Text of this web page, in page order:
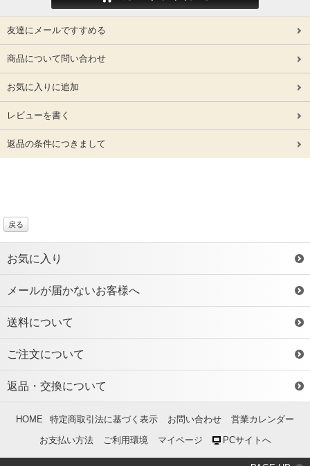
友達にメールですすめる
商品について問い合わせ
お気に入りに追加
レビューを書く
返品の条件につきまして
戻る
お気に入り
メールが届かないお客様へ
送料について
ご注文について
返品・交換について
HOME 特定商取引法に基づく表示 お問い合わせ
営業カレンダー
お支払い方法
ご利用環境 マイページ PCサイトへ